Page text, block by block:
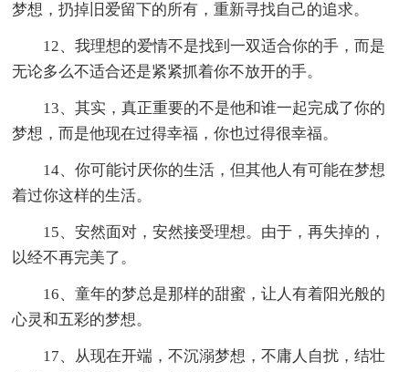
梦想，扔掉旧爱留下的所有，重新寻找自己的追求。
12、我理想的爱情不是找到一双适合你的手，而是
无论多么不适合还是紧紧抓着你不放开的手。
13、其实，真正重要的不是他和谁一起完成了你的
梦想，而是他现在过得幸福，你也过得很幸福。
14、你可能讨厌你的生活，但其他人有可能在梦想
着过你这样的生活。
15、安然面对，安然接受理想。由于，再失掉的，
以经不再完美了。
16、童年的梦总是那样的甜蜜，让人有着阳光般的
心灵和五彩的梦想。
17、从现在开端，不沉溺梦想，不庸人自扰，结壮